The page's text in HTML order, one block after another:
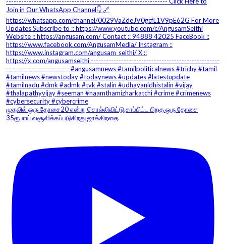
முதலில் ஒரு தோசை20 என்று சொல்லிவிட்டு,சாப்பிட்ட பிறகு ஒரு தோசை
35ரூபாய் வசூலிக்கப்படுகிறது ஜாக்கிறதை